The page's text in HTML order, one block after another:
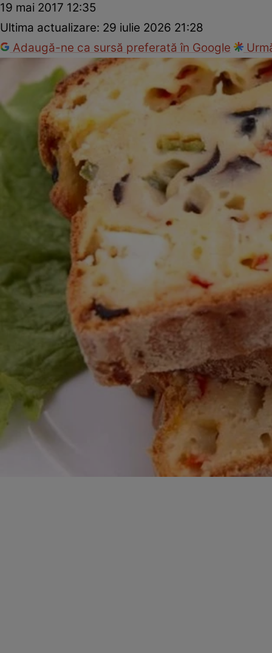
19 mai 2017 12:35
Ultima actualizare: 29 iulie 2026 21:28
Adaugă-ne ca sursă preferată în Google